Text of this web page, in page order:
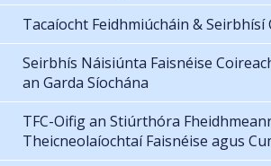
Tacaíocht Feidhmiúcháin & Seirbhísí
Seirbhís Náisiúnta Faisnéise
an Garda Síochána
TFC-Oifig an Stiúrthóra
Theicneolaíochtaí Faisnéise agus